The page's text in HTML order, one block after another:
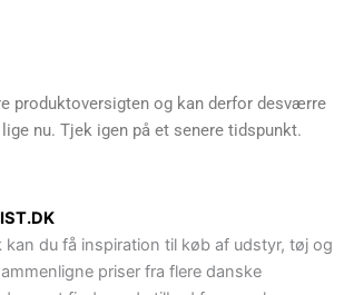
produktoversigten og kan derfor desværre
nu. Tjek igen på et senere tidspunkt.
kan du få inspiration til køb af udstyr, tøj og
priser fra flere danske